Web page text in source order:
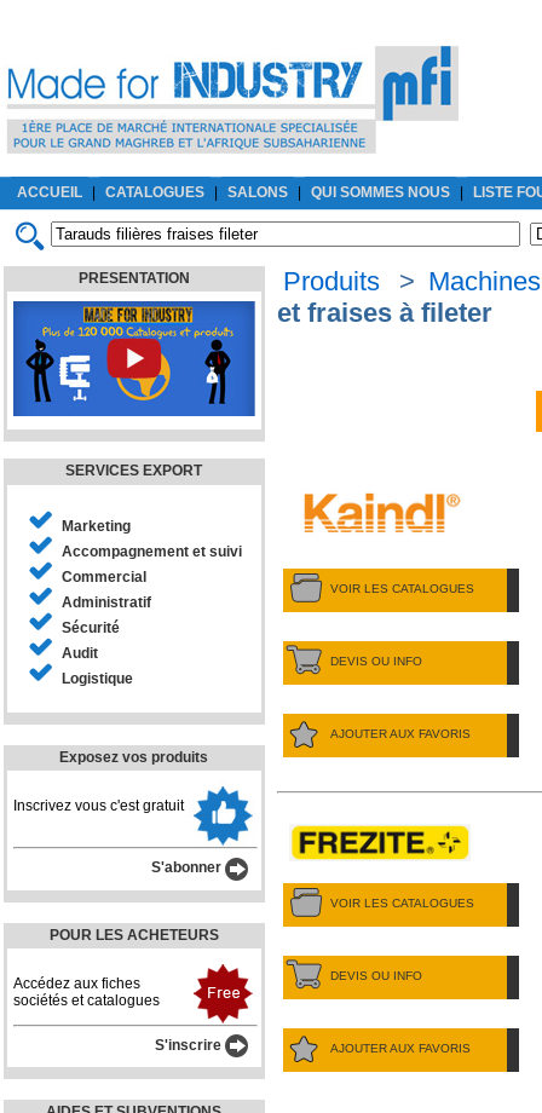
ACCUEIL CATALOGUES SALONS QUI SOMMES NOUS LISTE
PRESENTATION
SERVICES EXPORT
Marketing
Accompagnement et suivi
Commercial
Administratif
Sécurité
Audit
Logistique
Exposez vos produits
Inscrivez vous c'est gratuit
S'abonner
POUR LES ACHETEURS
Accédez aux fiches
sociétés et catalogues
S'inscrire
Produits >
et fraises à fileter
VOIR LES CATALOGUES
DEVIS OU INFO
AJOUTER AUX FAVORIS
VOIR LES CATALOGUES
DEVIS OU INFO
AJOUTER AUX FAVORIS